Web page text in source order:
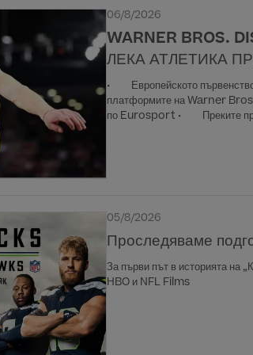
06/8/2026
WARNER BROS.
ЛЕКА АТЛЕТИКА
• Европейското първенство
платформите на Warner
по Eurosport • Преките
05/8/2026
Проследяваме
За първи път в историята на
HBO и NFL Films